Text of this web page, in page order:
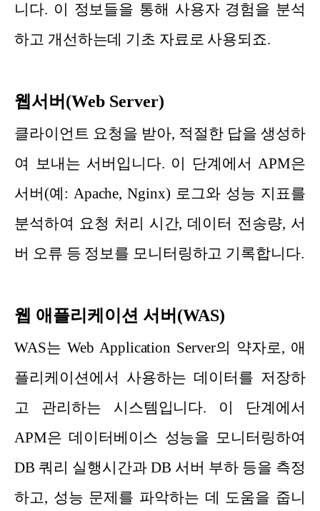
니다. 이 정보들을 통해 사용자 경험을 분석
하고 개선하는데 기초 자료로 사용되죠.
웹서버(Web Server)
클라이언트 요청을 받아, 적절한 답을 생성하
여 보내는 서버입니다. 이 단계에서 APM은
서버(예: Apache, Nginx) 로그와 성능 지표를
분석하여 요청 처리 시간, 데이터 전송량, 서
버 오류 등 정보를 모니터링하고 기록합니다.
웹 애플리케이션 서버(WAS)
WAS는 Web Application Server의 약자로, 애
플리케이션에서 사용하는 데이터를 저장하
고 관리하는 시스템입니다. 이 단계에서
APM은 데이터베이스 성능을 모니터링하여
DB 쿼리 실행시간과 DB 서버 부하 등을 측정
하고, 성능 문제를 파악하는 데 도움을 줍니